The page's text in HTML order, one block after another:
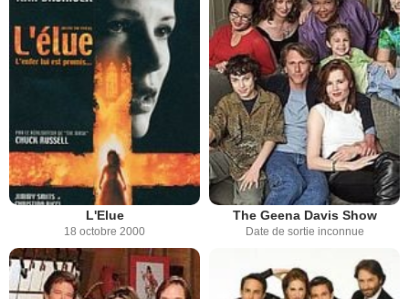
L'Elue
18 octobre 2000
The Geena Davis Show
Date de sortie inconnue